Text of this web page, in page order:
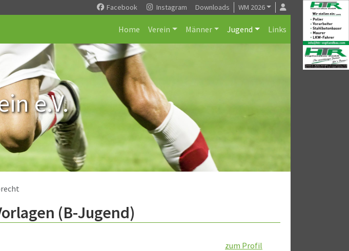
Facebook Instagram Downloads WM 2026
Home Verein Männer Jugend Links
e.V.
(B-Jugend)
zum Profil